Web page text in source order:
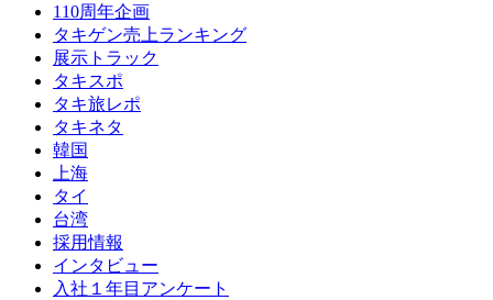
110周年企画
タキゲン売上ランキング
展示トラック
タキスポ
タキ旅レポ
タキネタ
韓国
上海
タイ
台湾
採用情報
インタビュー
入社１年目アンケート